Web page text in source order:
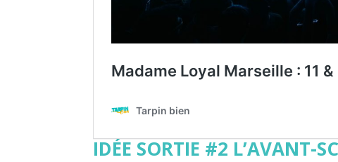
IDÉE SORTIE #2 L’AVANT-